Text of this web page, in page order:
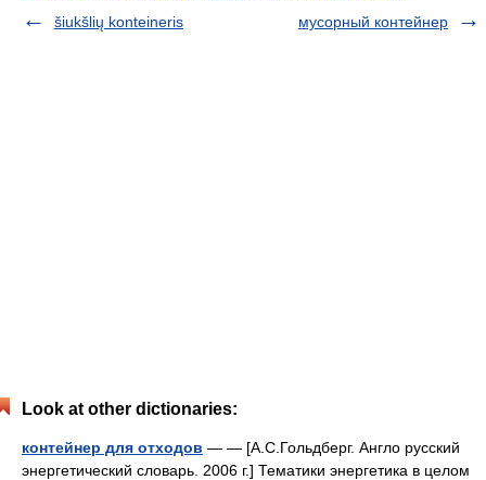
šiukšlių konteineris
мусорный контейнер
Look at other dictionaries:
контейнер для отходов — — [А.С.Гольдберг. Англо русский
энергетический словарь. 2006 г.] Тематики энергетика в целом